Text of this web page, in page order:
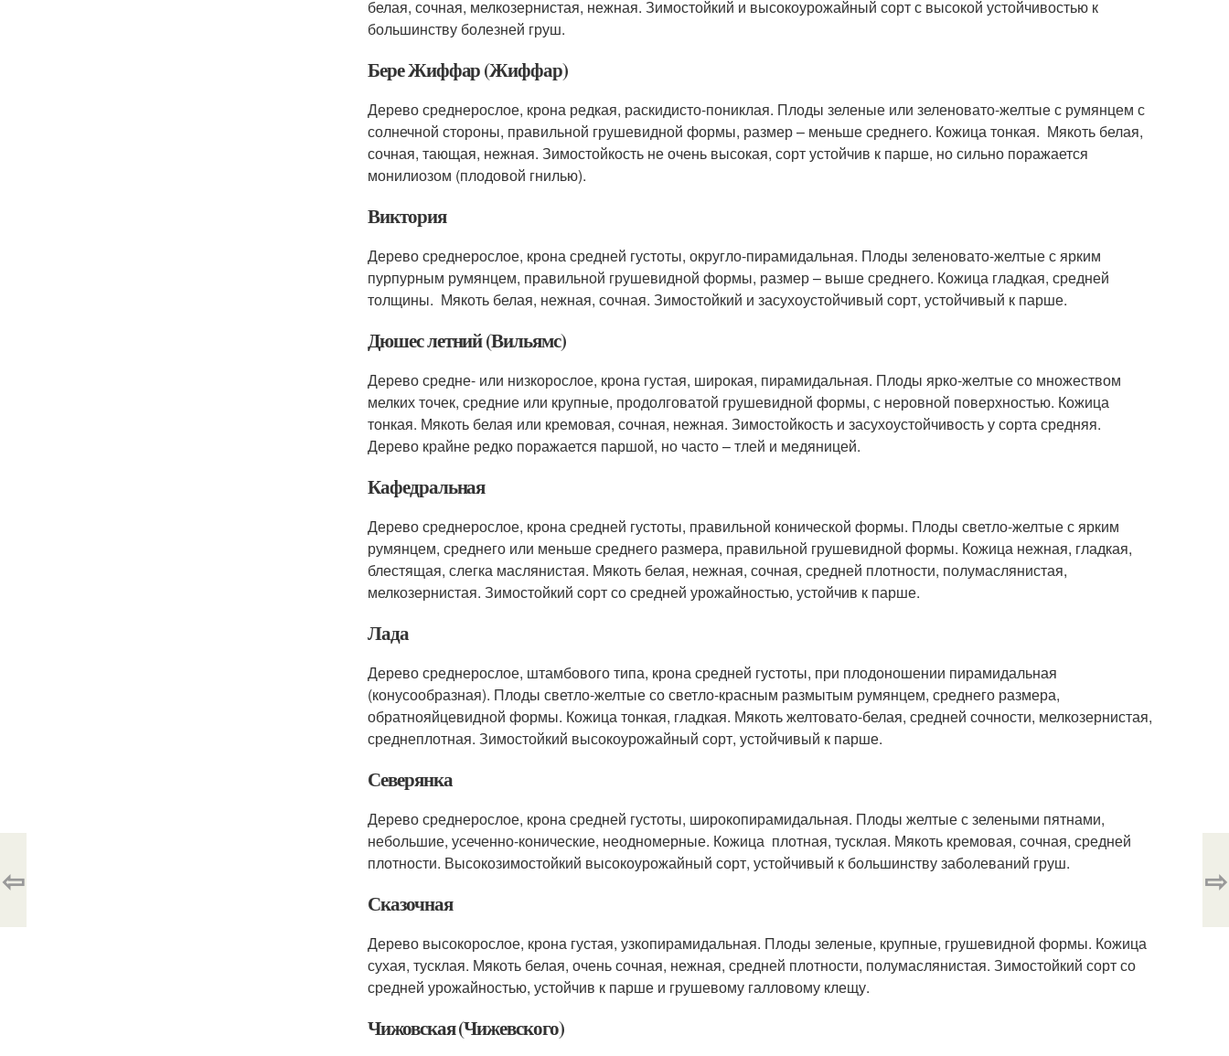
белая, сочная, мелкозернистая, нежная. Зимостойкий и высокоурожайный сорт с высокой устойчивостью к
большинству болезней груш.
Бере Жиффар (Жиффар)
Дерево среднерослое, крона редкая, раскидисто-пониклая. Плоды зеленые или зеленовато-желтые с румянцем с
солнечной стороны, правильной грушевидной формы, размер – меньше среднего. Кожица тонкая. Мякоть белая,
сочная, тающая, нежная. Зимостойкость не очень высокая, сорт устойчив к парше, но сильно поражается
монилиозом (плодовой гнилью).
Виктория
Дерево среднерослое, крона средней густоты, округло-пирамидальная. Плоды зеленовато-желтые с ярким
пурпурным румянцем, правильной грушевидной формы, размер – выше среднего. Кожица гладкая, средней
толщины. Мякоть белая, нежная, сочная. Зимостойкий и засухоустойчивый сорт, устойчивый к парше.
Дюшес летний (Вильямс)
Дерево средне- или низкорослое, крона густая, широкая, пирамидальная. Плоды ярко-желтые со множеством
мелких точек, средние или крупные, продолговатой грушевидной формы, с неровной поверхностью. Кожица
тонкая. Мякоть белая или кремовая, сочная, нежная. Зимостойкость и засухоустойчивость у сорта средняя.
Дерево крайне редко поражается паршой, но часто – тлей и медяницей.
Кафедральная
Дерево среднерослое, крона средней густоты, правильной конической формы. Плоды светло-желтые с ярким
румянцем, среднего или меньше среднего размера, правильной грушевидной формы. Кожица нежная, гладкая,
блестящая, слегка маслянистая. Мякоть белая, нежная, сочная, средней плотности, полумаслянистая,
мелкозернистая. Зимостойкий сорт со средней урожайностью, устойчив к парше.
Лада
Дерево среднерослое, штамбового типа, крона средней густоты, при плодоношении пирамидальная
(конусообразная). Плоды светло-желтые со светло-красным размытым румянцем, среднего размера,
обратнояйцевидной формы. Кожица тонкая, гладкая. Мякоть желтовато-белая, средней сочности, мелкозернистая,
среднеплотная. Зимостойкий высокоурожайный сорт, устойчивый к парше.
Северянка
Дерево среднерослое, крона средней густоты, широкопирамидальная. Плоды желтые с зелеными пятнами,
небольшие, усеченно-конические, неодномерные. Кожица плотная, тусклая. Мякоть кремовая, сочная, средней
плотности. Высокозимостойкий высокоурожайный сорт, устойчивый к большинству заболеваний груш.
Сказочная
Дерево высокорослое, крона густая, узкопирамидальная. Плоды зеленые, крупные, грушевидной формы. Кожица
сухая, тусклая. Мякоть белая, очень сочная, нежная, средней плотности, полумаслянистая. Зимостойкий сорт со
средней урожайностью, устойчив к парше и грушевому галловому клещу.
Чижовская (Чижевского)
⇦ ⇨